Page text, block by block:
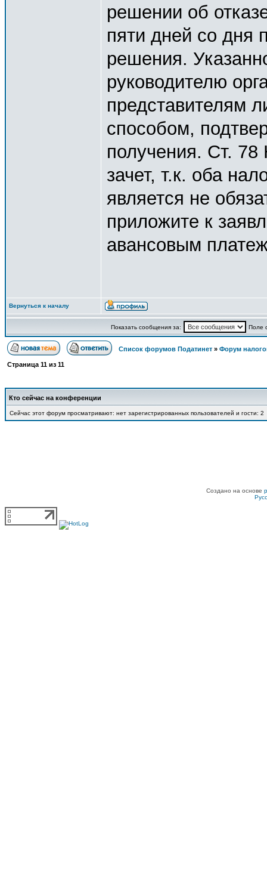
решении об
пяти дней со дня
решения.
руководителю
представителям
способом,
получения. Ст. 78
зачет, т.к. оба
является не
приложите к
авансовым
Вернуться к началу
Показать сообщения за: Поле
Список форумов Податинет » Форум
Страница 11 из 11
Кто сейчас на конференции
Сейчас этот форум просматривают: нет зарегистрированных пользователей и гости: 2
Создано на основе